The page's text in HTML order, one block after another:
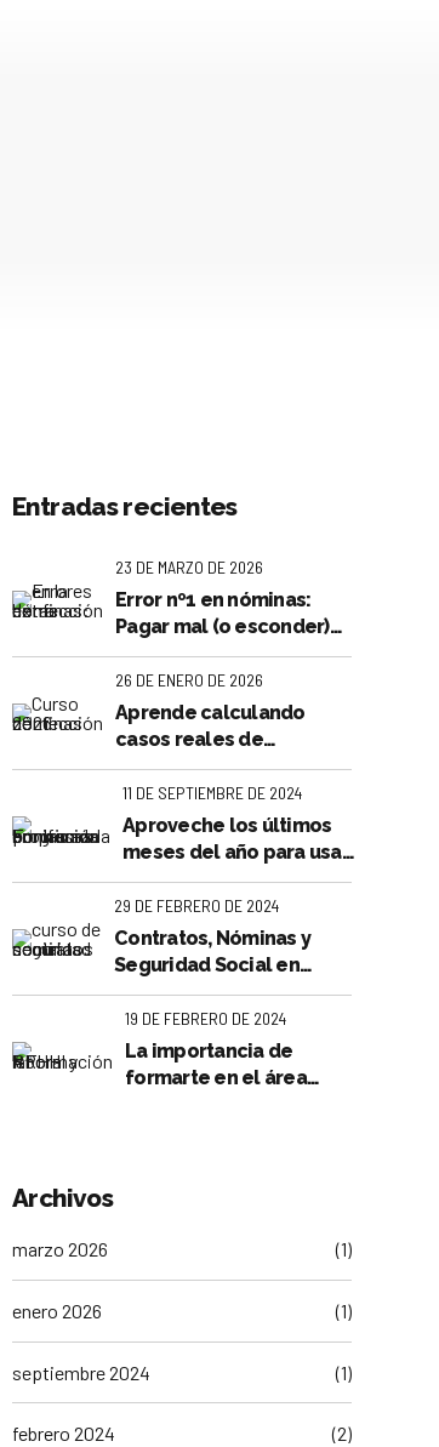
Entradas recientes
23 DE MARZO DE 2026
Error nº1 en nóminas:
Pagar mal (o esconder)
las horas extra
26 DE ENERO DE 2026
Aprende calculando
casos reales de
confección de nóminas
11 DE SEPTIEMBRE DE 2024
Aproveche los últimos
meses del año para usar
su crédito de formación
bonificada FUNDAE
29 DE FEBRERO DE 2024
Contratos, Nóminas y
Seguridad Social en
Valencia
19 DE FEBRERO DE 2024
La importancia de
formarte en el área
Archivos
marzo 2026 (1)
enero 2026 (1)
septiembre 2024 (1)
febrero 2024 (2)